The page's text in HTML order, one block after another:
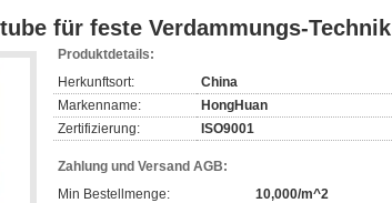
für feste Verdammungs-Technik
Produktdetails:
Herkunftsort:
China
Markenname:
HongHuan
Zertifizierung:
ISO9001
Zahlung und Versand AGB:
Min Bestellmenge:
10,000/m^2